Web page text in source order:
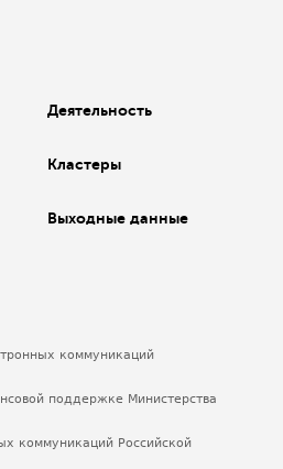
Деятельность
Кластеры
Выходные данные
коммуникаций
поддержке Министерства
коммуникаций Российской